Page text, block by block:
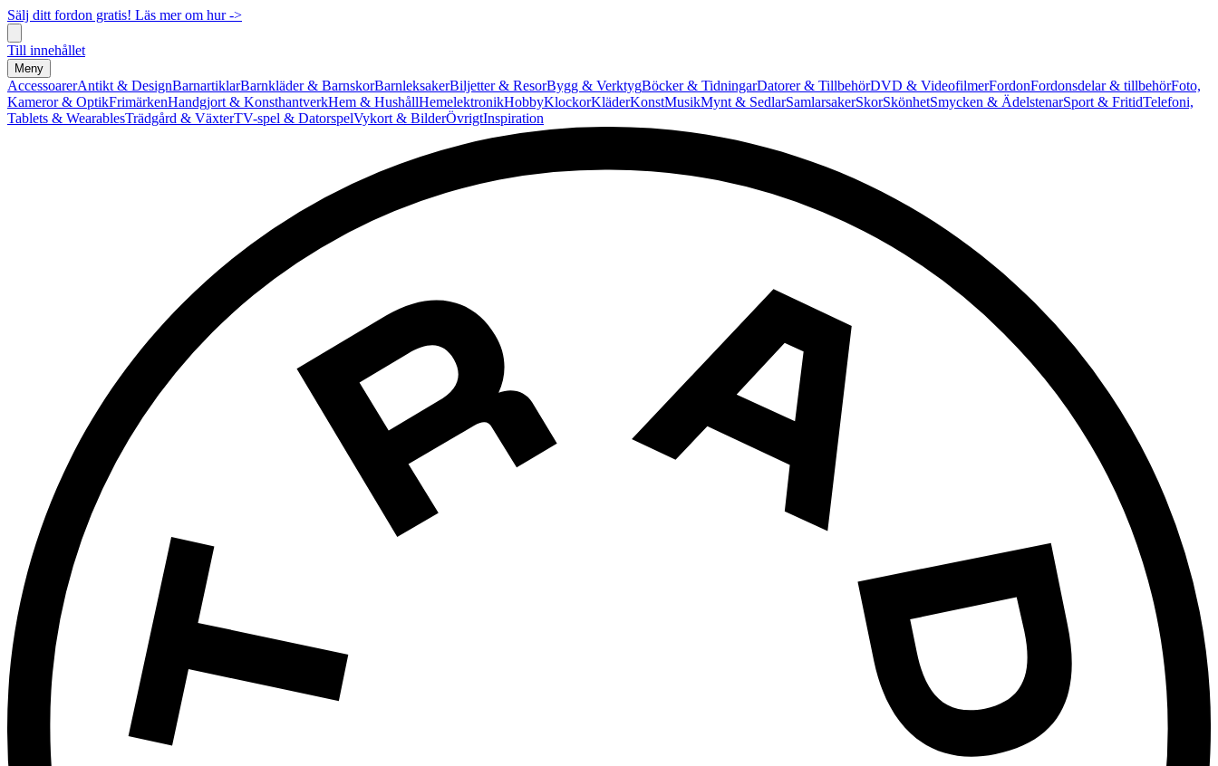
Sälj ditt fordon gratis! Läs mer om hur ->
Till innehållet
Meny
AccessoarerAntikt & DesignBarnartiklarBarnkläder & BarnskorBarnleksakerBiljetter & ResorBygg & VerktygBöcker & TidningarDatorer & TillbehörDVD & VideofilmerFordonFordonsdelar & tillbehörFoto,
Kameror & OptikFrimärkenHandgjort & KonsthantverkHem & HushållHemelektronikHobbyKlockorKläderKonstMusikMynt & SedlarSamlarsakerSkorSkönhetSmycken & ÄdelstenarSport & FritidTelefoni,
Tablets & WearablesTrädgård & VäxterTV-spel & DatorspelVykort & BilderÖvrigtInspiration